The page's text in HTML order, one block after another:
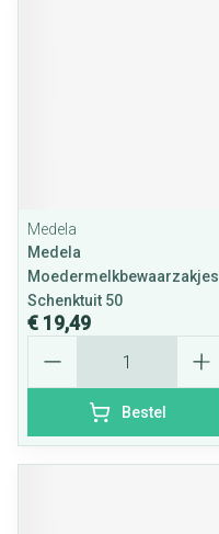
Medela
Medela
Moedermelkbewaarzakjes
Schenktuit 50
€ 19,49
Bestel